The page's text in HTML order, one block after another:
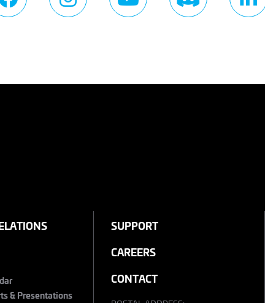
& Presentations
SUPPORT
CAREERS
CONTACT